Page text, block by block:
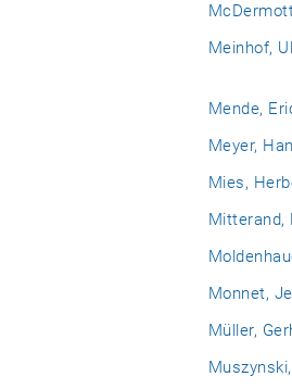
Meinhof,
Mende,
Meyer,
Mies,
Mitterand,
Monnet,
Müller,